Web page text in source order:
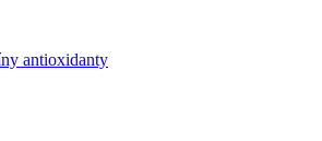
antioxidanty